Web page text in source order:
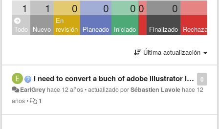
1 1 0 0 0 0 0
Todo Nuevo
En
revisión Planeado Iniciado Finalizado Rechazado
Última actualización
0
i need to convert a buch of adobe illustrator layers into shape layers, but i don´t have any clue of scripting nor the time to learn it :( Can someone help me?
EarlGrey hace 12 años•actualizado porSébastien Lavoie hace 12
años• 1